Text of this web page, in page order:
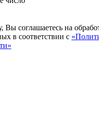
Вы соглашаетесь на
в соответствии с